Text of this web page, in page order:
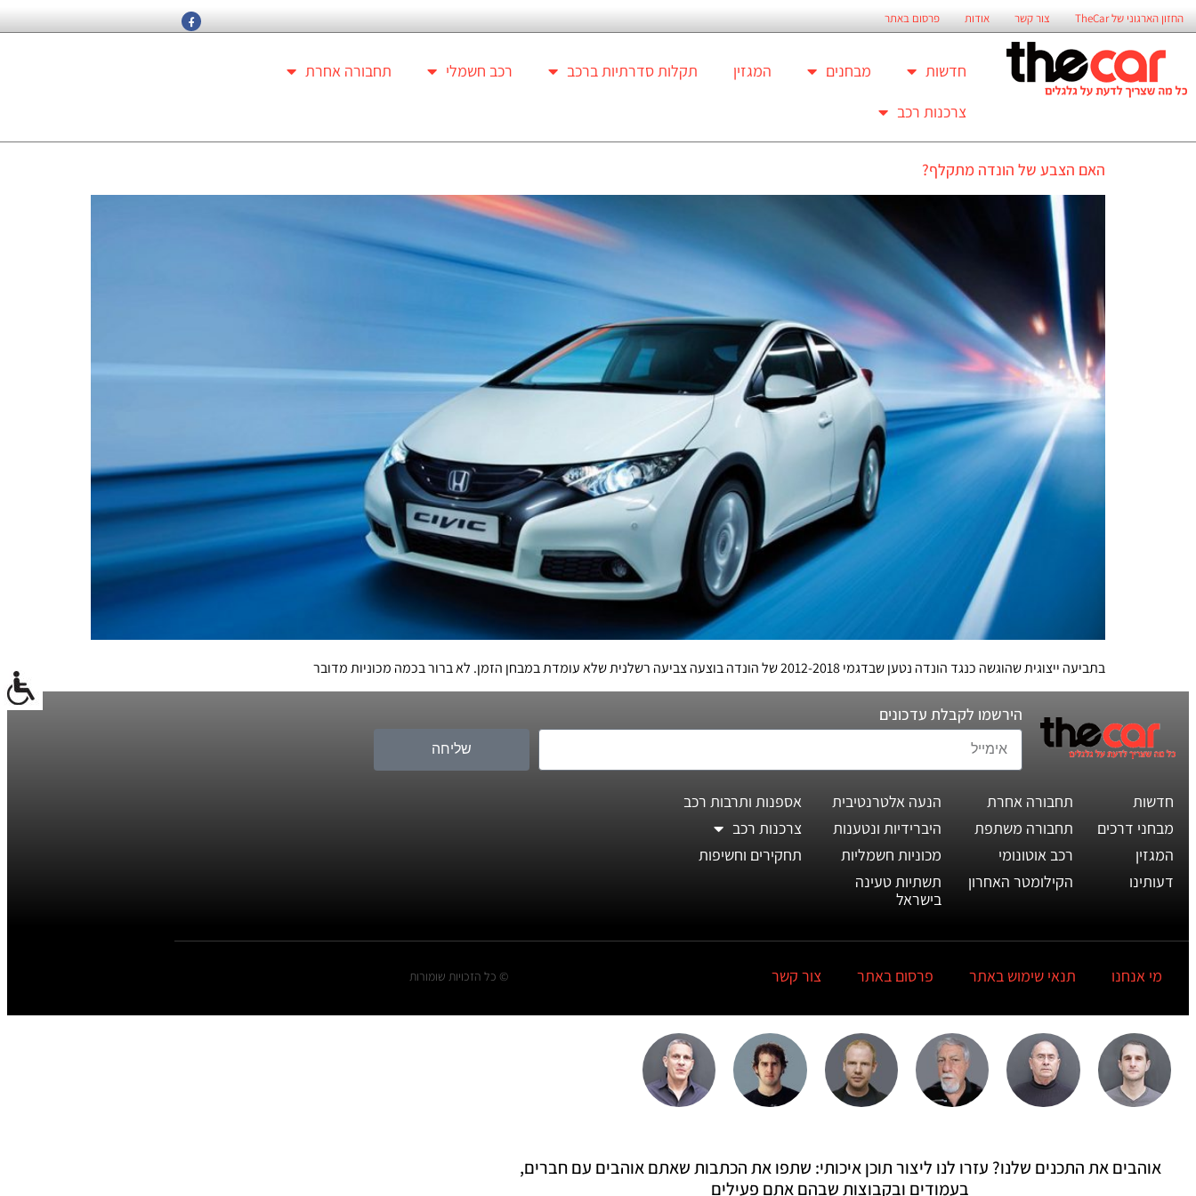
החזון הארגוני של TheCar צור קשר אודות פרסום באתר
חדשות מבחנים המגזין תקלות סדרתיות ברכב רכב חשמלי
תחבורה אחרת
צרכנות רכב
האם הצבע של הונדה מתקלף?
בתביעה ייצוגית שהוגשה כנגד הונדה נטען שבדגמי 2012-2018 של הונדה בוצעה צביעה רשלנית שלא עומדת במבחן הזמן. לא ברור בכמה מכוניות מדובר
הירשמו לקבלת עדכונים
שליחה
חדשות
מבחני דרכים
המגזין
דעותינו
תחבורה אחרת
תחבורה משתפת
רכב אוטונומי
הקילומטר האחרון
הנעה אלטרנטיבית
היברידיות ונטענות
מכוניות חשמליות
תשתיות טעינה
בישראל
אספנות ותרבות רכב
צרכנות רכב
תחקירים וחשיפות
מי אנחנו תנאי שימוש באתר פרסום באתר צור קשר © כל הזכויות שומורות
אוהבים את התכנים שלנו? עזרו לנו ליצור תוכן איכותי: שתפו את הכתבות שאתם אוהבים עם חברים,
בעמודים ובקבוצות שבהם אתם פעילים